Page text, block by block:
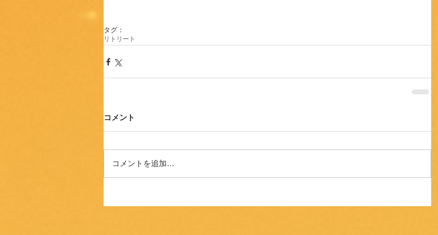
タグ：
リトリート
コメント
コメントを追加…